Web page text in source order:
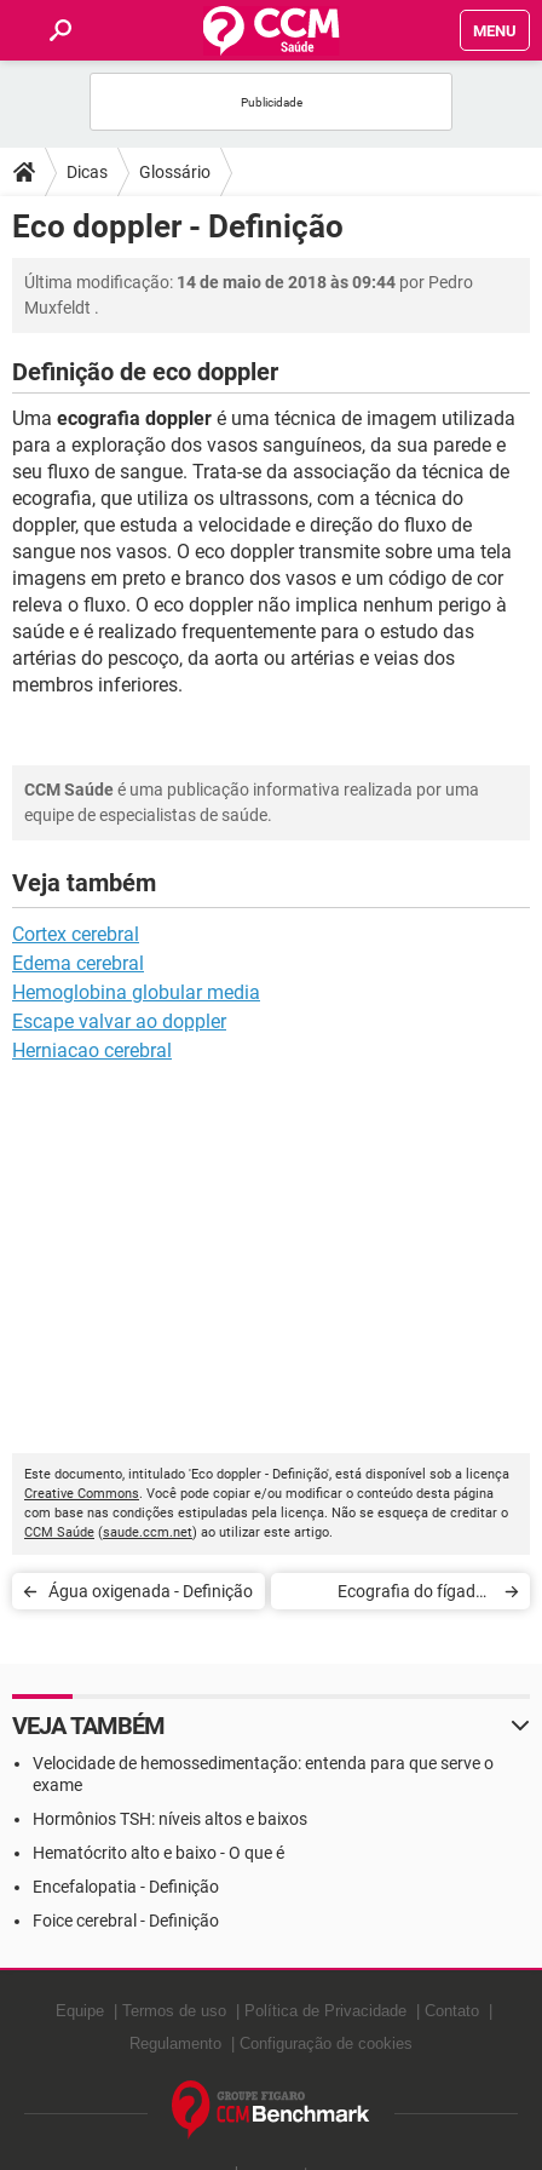
MENU
FÓRUM
SAÚDE
FAMÍLIA
SEXUALIDADE
GLOSSÁRIO
Dicas Glossário
Eco doppler - Definição
Última modificação: 14 de maio de 2018 às 09:44 por Pedro
Muxfeldt .
Definição de eco doppler
Uma ecografia doppler é uma técnica de imagem utilizada
para a exploração dos vasos sanguíneos, da sua parede e
seu fluxo de sangue. Trata-se da associação da técnica de
ecografia, que utiliza os ultrassons, com a técnica do
doppler, que estuda a velocidade e direção do fluxo de
sangue nos vasos. O eco doppler transmite sobre uma tela
imagens em preto e branco dos vasos e um código de cor
releva o fluxo. O eco doppler não implica nenhum perigo à
saúde e é realizado frequentemente para o estudo das
artérias do pescoço, da aorta ou artérias e veias dos
membros inferiores.
CCM Saúdeé uma publicação informativa realizada por uma
equipe de especialistas de saúde.
Veja também
Cortex cerebral
Edema cerebral
Hemoglobina globular media
Escape valvar ao doppler
Herniacao cerebral
Este documento, intitulado 'Eco doppler - Definição', está disponível sob a licença
Creative Commons. Você pode copiar e/ou modificar o conteúdo desta página
com base nas condições estipuladas pela licença. Não se esqueça de creditar o
CCM Saúde (saude.ccm.net) ao utilizar este artigo.
Água oxigenada - Definição
Ecografia do fígado -
VEJA TAMBÉM
Velocidade de hemossedimentação: entenda para que serve o
exame
Hormônios TSH: níveis altos e baixos
Hematócrito alto e baixo - O que é
Encefalopatia - Definição
Foice cerebral - Definição
Equipe Termos de uso Política de Privacidade
Contato
Regulamento
Configuração de cookies